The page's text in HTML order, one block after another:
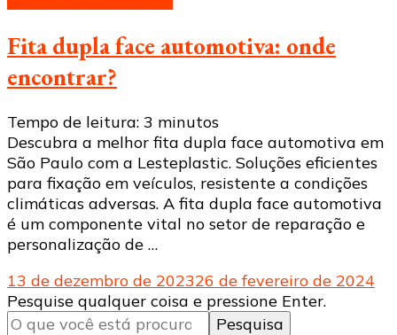
Fita dupla face automotiva: onde
encontrar?
Tempo de leitura: 3 minutos
Descubra a melhor fita dupla face automotiva em
São Paulo com a Lesteplastic. Soluções eficientes
para fixação em veículos, resistente a condições
climáticas adversas. A fita dupla face automotiva
é um componente vital no setor de reparação e
personalização de …
13 de dezembro de 202326 de fevereiro de 2024
Procurando
algo?
Pesquise qualquer coisa e pressione Enter.